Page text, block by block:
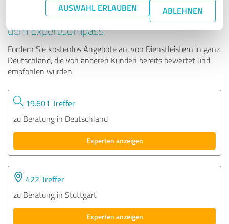
AUSWAHL ERLAUBEN ABLEHNEN
Tipp: Die passenden Experten finden - mit
dem ExpertCompass
Fordern Sie kostenlos Angebote an, von Dienstleistern in ganz
Deutschland, die von anderen Kunden bereits bewertet und
empfohlen wurden.
19.601 Treffer
zu Beratung in Deutschland
Experten anzeigen
422 Treffer
zu Beratung in Stuttgart
Experten anzeigen